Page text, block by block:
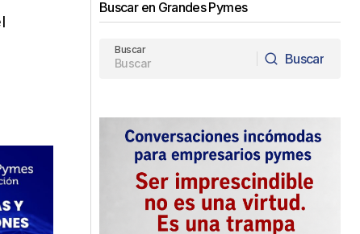
Buscar en Grandes Pymes
Buscar
Buscar